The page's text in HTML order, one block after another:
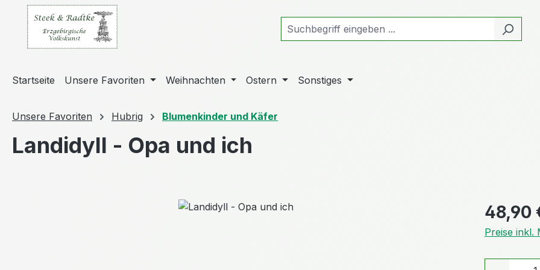
Hauptinhalt springen
Zur Suche springen
Zur Hauptnavigation springen
Startseite Unsere Favoriten Weihnachten Ostern Sonstiges
Unsere Favoriten Hubrig Blumenkinder und Käfer
Landidyll - Opa und ich
Regulärer
48,90
Preise inkl.